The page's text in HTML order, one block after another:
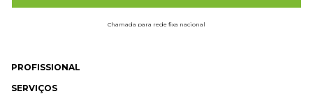
PROFISSIONAL
SERVIÇOS
Chamada para rede fixa nacional